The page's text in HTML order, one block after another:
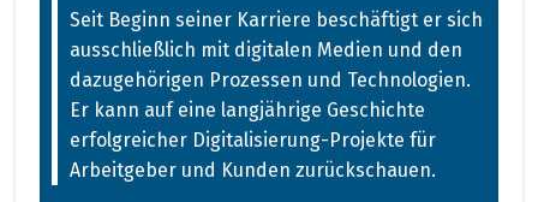
Seit Beginn seiner Karriere beschäftigt er sich
ausschließlich mit digitalen Medien und den
dazugehörigen Prozessen und Technologien.
Er kann auf eine langjährige Geschichte
erfolgreicher Digitalisierung-Projekte für
Arbeitgeber und Kunden zurückschauen.